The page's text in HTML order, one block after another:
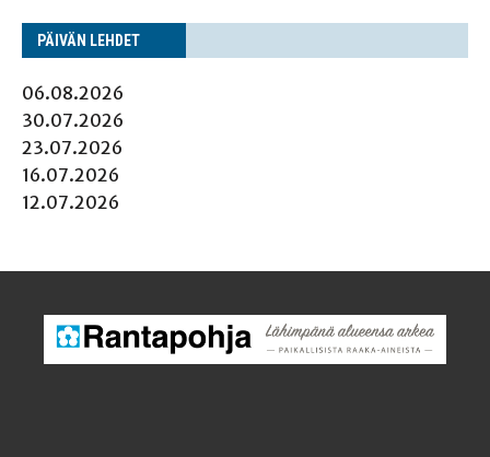
PÄI­VÄN LEHDET
06.08.2026
30.07.2026
23.07.2026
16.07.2026
12.07.2026